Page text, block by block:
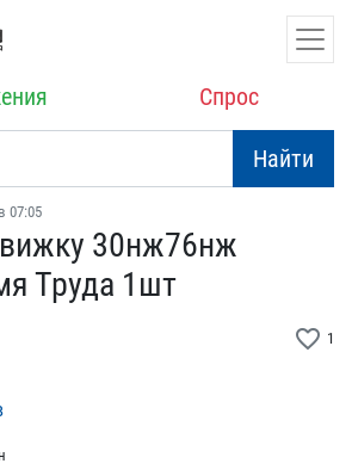
Спрос
Найти
07:05
30нж76нж​
Труда 1шт
favorite_border 1